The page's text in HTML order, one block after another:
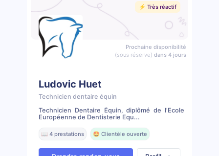
⚡️ Très réactif
Prochaine disponibilité
(sous réserve) dans 4 jours
Ludovic Huet
Technicien dentaire équin
Technicien Dentaire Équin, diplômé de l'Ecole
Européenne de Dentisterie Equ...
📖 4 prestations 🤩 Clientèle ouverte